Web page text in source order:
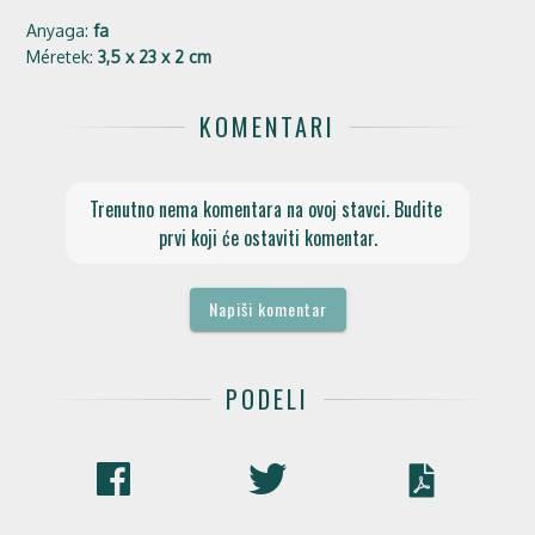
Anyaga:fa
Méretek:3,5 x 23 x 2 cm
KOMENTARI
Trenutno nema komentara na ovoj stavci. Budite
prvi koji će ostaviti komentar.
Napiši komentar
PODELI